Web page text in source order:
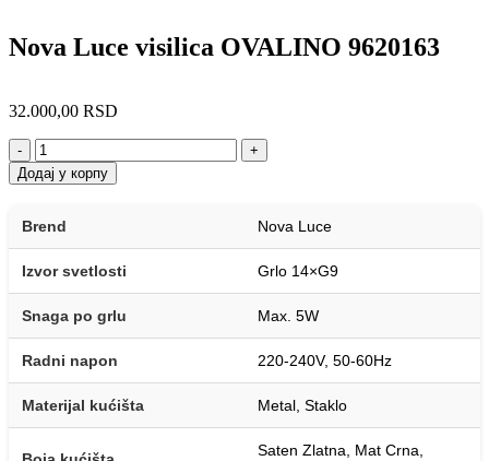
Nova Luce visilica OVALINO 9620163
32.000,00 RSD
-
+
Додај у корпу
Brend Nova Luce
Izvor svetlosti Grlo 14×G9
Snaga po grlu Max. 5W
Radni napon 220-240V, 50-60Hz
Materijal kućišta Metal, Staklo
Saten Zlatna, Mat Crna,